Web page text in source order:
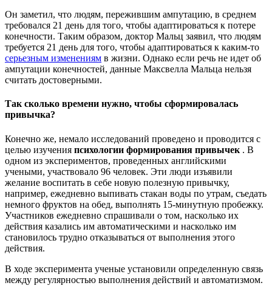
Он заметил, что людям, пережившим ампутацию, в среднем
требовался 21 день для того, чтобы адаптироваться к потере
конечности. Таким образом, доктор Мальц заявил, что людям
требуется 21 день для того, чтобы адаптироваться к каким-то
серьезным изменениям в жизни. Однако если речь не идет об
ампутации конечностей, данные Максвелла Мальца нельзя
считать достоверными.
Так сколько времени нужно, чтобы сформировалась
привычка?
Конечно же, немало исследований проведено и проводится с
целью изучения психологии формирования привычек . В
одном из экспериментов, проведенных английскими
учеными, участвовало 96 человек. Эти люди изъявили
желание воспитать в себе новую полезную привычку,
например, ежедневно выпивать стакан воды по утрам, съедать
немного фруктов на обед, выполнять 15-минутную пробежку.
Участников ежедневно спрашивали о том, насколько их
действия казались им автоматическими и насколько им
становилось трудно отказываться от выполнения этого
действия.
В ходе эксперимента ученые установили определенную связь
между регулярностью выполнения действий и автоматизмом.